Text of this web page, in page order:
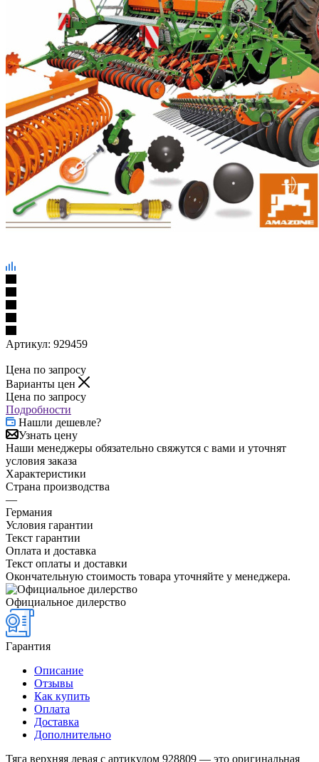
Артикул: 929459
Цена по запросу
Варианты цен
Цена по запросу
Подробности
Нашли дешевле?
Узнать цену
Наши менеджеры обязательно свяжутся с вами и уточнят
условия заказа
Характеристики
Страна производства
—
Германия
Условия гарантии
Текст гарантии
Оплата и доставка
Текст оплаты и доставки
Окончательную стоимость товара уточняйте у менеджера.
Официальное дилерство
Гарантия
Описание
Отзывы
Как купить
Оплата
Доставка
Дополнительно
Тяга верхняя левая с артикулом 928809 — это оригинальная